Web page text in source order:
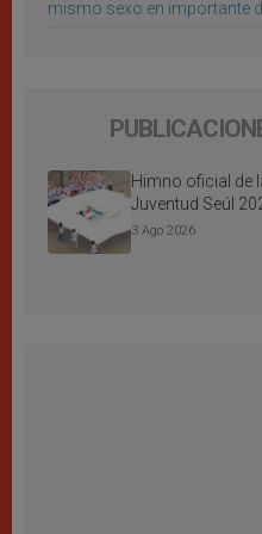
mismo sexo en importante
Himno oficial de
Juventud Seúl
3 Ago 2026